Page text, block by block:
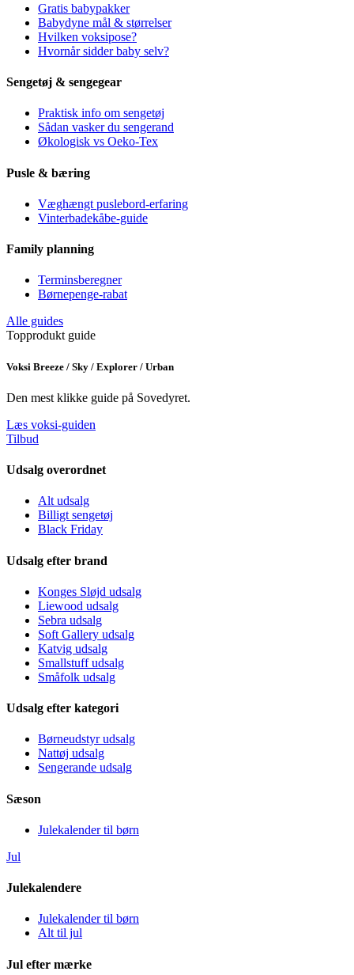
Gratis babypakker
Babydyne mål & størrelser
Hvilken voksipose?
Hvornår sidder baby selv?
Sengetøj & sengegear
Praktisk info om sengetøj
Sådan vasker du sengerand
Økologisk vs Oeko-Tex
Pusle & bæring
Væghængt puslebord-erfaring
Vinterbadekåbe-guide
Family planning
Terminsberegner
Børnepenge-rabat
Alle guides
Topprodukt guide
Voksi Breeze / Sky / Explorer / Urban
Den mest klikke guide på Sovedyret.
Læs voksi-guiden
Tilbud
Udsalg overordnet
Alt udsalg
Billigt sengetøj
Black Friday
Udsalg efter brand
Konges Sløjd udsalg
Liewood udsalg
Sebra udsalg
Soft Gallery udsalg
Katvig udsalg
Smallstuff udsalg
Småfolk udsalg
Udsalg efter kategori
Børneudstyr udsalg
Nattøj udsalg
Sengerande udsalg
Sæson
Julekalender til børn
Jul
Julekalendere
Julekalender til børn
Alt til jul
Jul efter mærke